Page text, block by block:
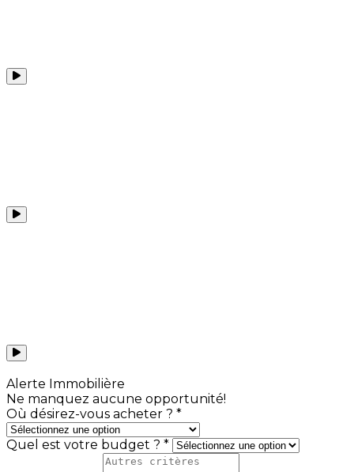
Voir toutes les capsules
Ne manquez aucune opportunité!
Où désirez-vous acheter ? *
Quel est votre budget ? *